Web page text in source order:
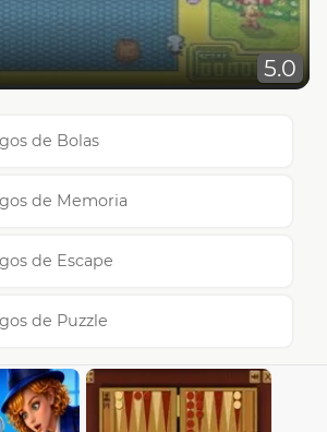
5.0
de Bolas
de Memoria
de Escape
de Puzzle